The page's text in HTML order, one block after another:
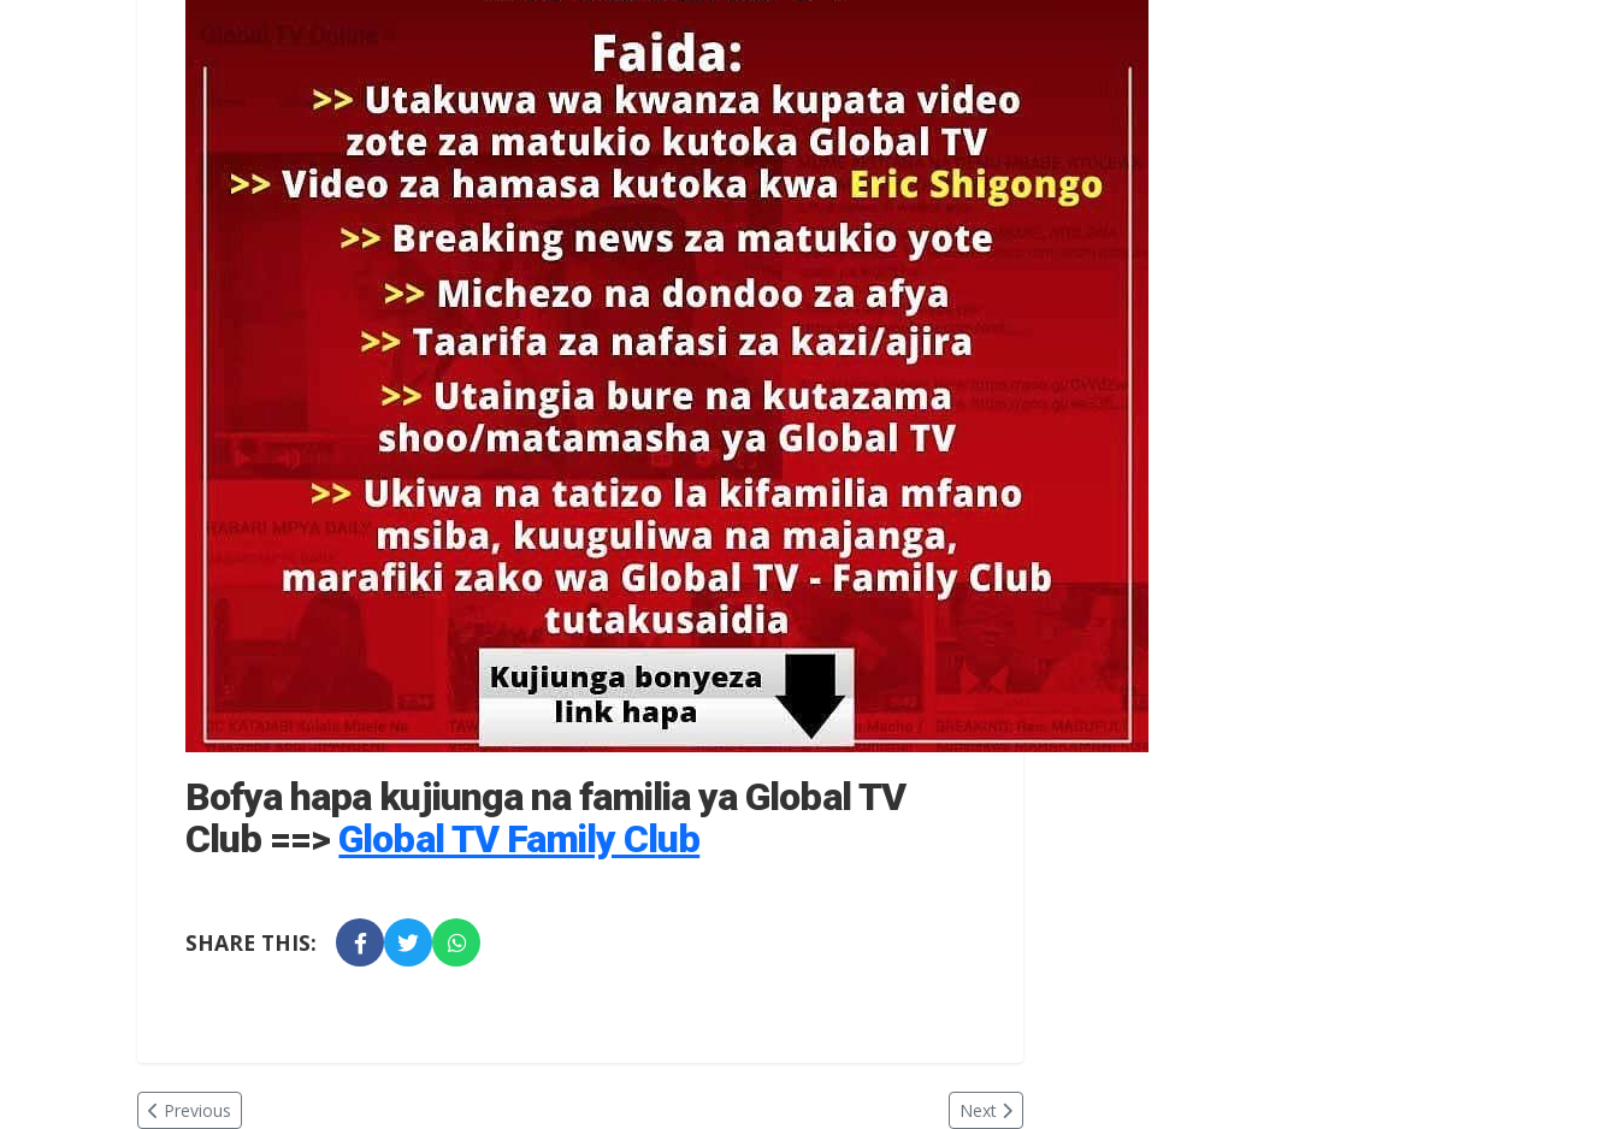
Bofya hapa kujiunga na familia ya Global TV
Club ==> Global TV Family Club
SHARE THIS:
Previous Next